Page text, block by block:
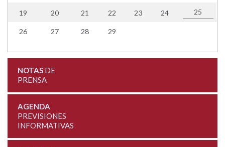
19 20 21 22 23 24 25
26 27 28 29
NOTASDE
PRENSA
AGENDA
PREVISIONES
INFORMATIVAS